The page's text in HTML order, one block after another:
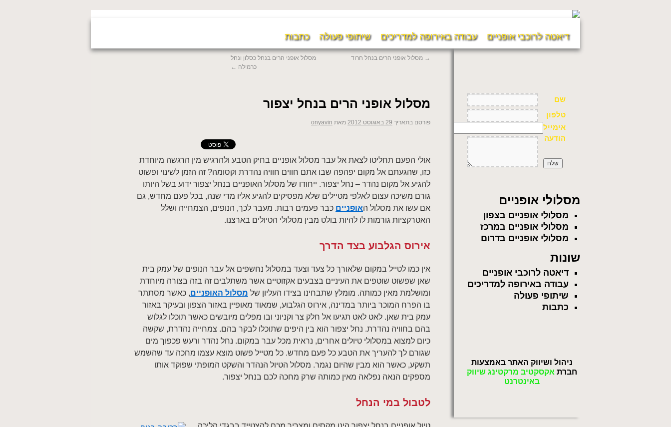
דיאטה לרוכבי אופניים עבודה באירופה למדריכים שיתופי פעולה כתבות
→ מסלול אופני הרים בנחל חרוד
מסלול אופני הרים בנחל כסלון ונחל
כרמילה ←
מסלול אופני הרים בנחל יצפור
פורסם בתאריך 29 באוגוסט 2012 מאת onyavin
אולי הפעם תחליטו לצאת אל עבר מסלול אופניים בחיק הטבע ולהרגיש מין הרגשה מיוחדת
כזו, שהגעתם אל מקום יפהפה שבו אתם חווים חוויה נהדרת וקסומה? זה הזמן לשינוי ופשוט
להגיע אל מקום נהדר – נחל יצפור. ייחודו של מסלול האופניים בנחל יצפור ידוע בשל היותו
גורם משיכה עצום לאלפי מטיילים שלא מפסיקים להגיע אליו מדי שנה, בכל פעם מחדש, גם
אם עשו את מסלול האופניים כבר פעמים רבות. מעבר לכך, הנופים, הצמחייה ושלל
האטרקציות גורמות לו להיות בולט מבין מסלולי הטיולים בארצנו.
אירוס הגלבוע בצד הדרך
אין כמו לטייל במקום שלאורך כל צעד וצעד במסלול נחשפים אל עבר הנופים של עמק בית
שאן שפשוט שוטפים את העיניים בצבעים אקזוטיים אשר משתלבים זה בזה בצורה מיוחדת
ומושלמת מאין כמותה. מומלץ שתבחינו בצידו העליון של מסלול האופניים, כאשר מסתתר
בו הפרח המוכר ביותר במדינה, אירוס הגלבוע, שמאוד מאופיין באזור הצפון ובעיקר באזור
עמק בית שאן. לאט לאט תגיעו אל חלק צר וקניוני ובו מפלים מיובשים כאשר תוכלו לגלוש
בהם בחוויה נהדרת. נחל יצפור הוא בין היפים שתוכלו לבקר בהם. צמחייה נהדרת, שקשה
כיום למצוא במסלולי טיולים אחרים, נראית מכל עבר במקום. נחל נהדר ורעש פכפוך מים
שגורם לך להעריך את הטבע כל פעם מחדש. כל מטייל פשוט מוצא עצמו מחכה עד שהשמש
תשקע, כאשר הוא מבין שהיום נגמר. מסלול הטיול הנהדר והשקט המופתי שפוקד אותו
מספקים הנאה נפלאה מאין כמותה שרק מחכה לכם בנחל יצפור.
לטבול במי הנחל
שם
טלפון
אימייל
הודעה
מסלולי אופניים
מסלולי אופניים בצפון
מסלולי אופניים במרכז
מסלולי אופניים בדרום
שונות
דיאטה לרוכבי אופניים
עבודה באירופה למדריכים
שיתופי פעולה
כתבות
ניהול ושיווק האתר באמצעות
חברת אקסקטיב מרקטינג שיווק
באינטרנט